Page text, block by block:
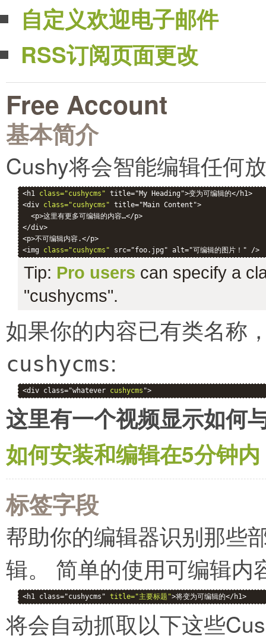
自定义欢迎电子邮件
RSS订阅页面更改
Free Account
基本简介
Cushy将会智能编辑任何
<h1 class="cushycms" title="My Heading">变为可编辑的</h1>
<div class="cushycms" title="Main Content">
  <p>这里有更多可编辑的内容…</p>
</div>
<p>不可编辑内容.</p>
<img class="cushycms"
Tip: Pro users can specify a
"cushycms".
如果你的内容已有类名称
cushycms:
<div class="whatever cushycms ">
这里有一个视频显示如何
如何安装和编辑在5分钟内
标签字段
帮助你的编辑器识别那些
辑。 简单的使用可编辑内
<h1 class="cushycms" title="主要标题">将变为可编辑的</h1>
将会自动抓取以下这些